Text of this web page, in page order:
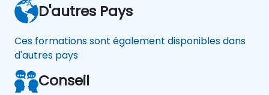
D'autres Pays
Ces formations sont également disponibles dans
d'autres pays
Conseil